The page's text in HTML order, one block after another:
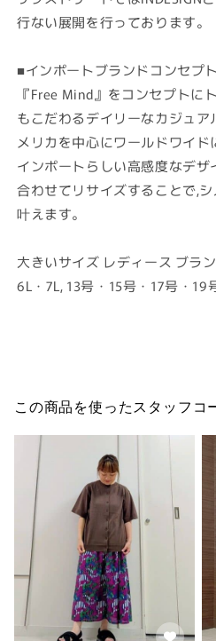
行ない展開を行っております。
■インポートブランドコンセプ
『Free Mind』をコンセプトに
もこだわるデイリーなカジュ
メリカを中心にワールドワイド
インポートらしい高感度なデ
合わせてリサイズすることで,
叶えます。
大きいサイズ レディース ブラ
6L・7L, 13号・15号・17号・19
この商品を使ったスタッフコ